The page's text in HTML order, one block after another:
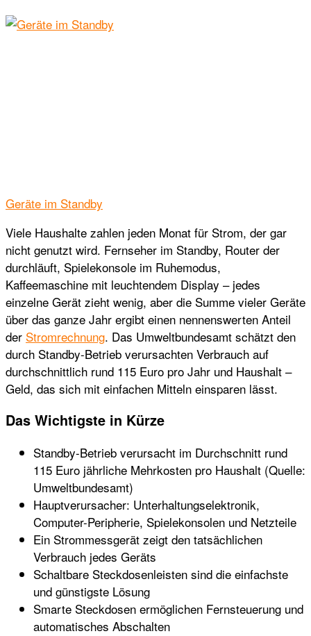
Geräte im Standby
Viele Haushalte zahlen jeden Monat für Strom, der gar
nicht genutzt wird. Fernseher im Standby, Router der
durchläuft, Spielekonsole im Ruhemodus,
Kaffeemaschine mit leuchtendem Display – jedes
einzelne Gerät zieht wenig, aber die Summe vieler Geräte
über das ganze Jahr ergibt einen nennenswerten Anteil
der Stromrechnung. Das Umweltbundesamt schätzt den
durch Standby-Betrieb verursachten Verbrauch auf
durchschnittlich rund 115 Euro pro Jahr und Haushalt –
Geld, das sich mit einfachen Mitteln einsparen lässt.
Das Wichtigste in Kürze
Standby-Betrieb verursacht im Durchschnitt rund
115 Euro jährliche Mehrkosten pro Haushalt (Quelle:
Umweltbundesamt)
Hauptverursacher: Unterhaltungselektronik,
Computer-Peripherie, Spielekonsolen und Netzteile
Ein Strommessgerät zeigt den tatsächlichen
Verbrauch jedes Geräts
Schaltbare Steckdosenleisten sind die einfachste
und günstigste Lösung
Smarte Steckdosen ermöglichen Fernsteuerung und
automatisches Abschalten